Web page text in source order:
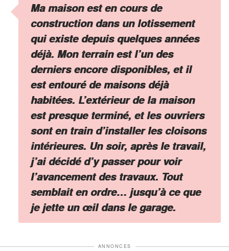
Ma maison est en cours de
construction dans un lotissement
qui existe depuis quelques années
déjà. Mon terrain est l’un des
derniers encore disponibles, et il
est entouré de maisons déjà
habitées. L’extérieur de la maison
est presque terminé, et les ouvriers
sont en train d’installer les cloisons
intérieures. Un soir, après le travail,
j’ai décidé d’y passer pour voir
l’avancement des travaux. Tout
semblait en ordre… jusqu’à ce que
je jette un œil dans le garage.
ANNONCES